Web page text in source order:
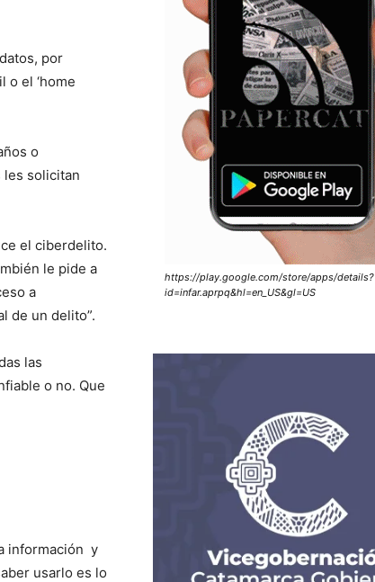
por
o el ‘home
o
les solicitan
el ciberdelito.
le pide a
a
de un delito”.
las
o no. Que
información y
usarlo es lo
https://play.google.com/store/apps/details?
id=infar.aprpq&hl=en_US&gl=US